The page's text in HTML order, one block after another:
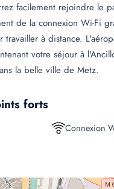
facilement rejoindre le
de la connexion Wi-Fi
travailler à distance.
votre séjour à
la belle ville de Metz.
forts
Connexion